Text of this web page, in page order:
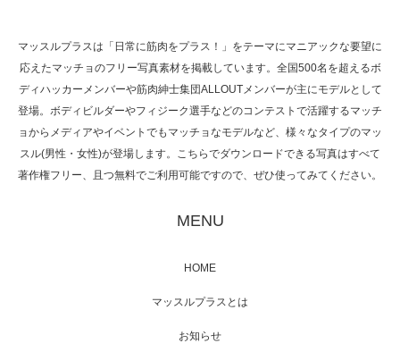
た（6/8放送）
映画「メカバース」舞台挨拶へマッスルプラ
マッスルプラスは「日常に筋肉をプラス！」をテーマにマニアックな要望に
応えたマッチョのフリー写真素材を掲載しています。全国500名を超えるボ
ディハッカーメンバーや筋肉紳士集団ALLOUTメンバーが主にモデルとして
登場。ボディビルダーやフィジーク選手などのコンテストで活躍するマッチ
ョからメディアやイベントでもマッチョなモデルなど、様々なタイプのマッ
スル(男性・女性)が登場します。こちらでダウンロードできる写真はすべて
著作権フリー、且つ無料でご利用可能ですので、ぜひ使ってみてください。
MENU
HOME
マッスルプラスとは
お知らせ